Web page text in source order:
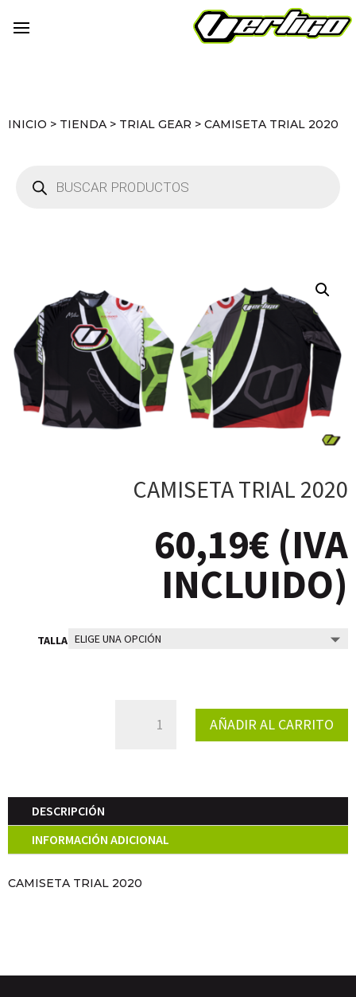
INICIO > TIENDA > TRIAL GEAR > CAMISETA TRIAL 2020
productos
CAMISETA TRIAL 2020
60,19€ (IVA
INCLUIDO)
TALLA
AÑADIR AL CARRITO
DESCRIPCIÓN
INFORMACIÓN ADICIONAL
CAMISETA TRIAL 2020